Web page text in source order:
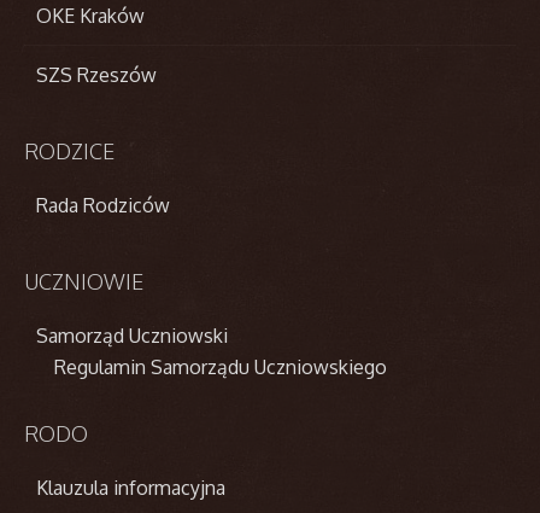
OKE Kraków
SZS Rzeszów
RODZICE
Rada Rodziców
UCZNIOWIE
Samorząd Uczniowski
Regulamin Samorządu Uczniowskiego
RODO
Klauzula informacyjna